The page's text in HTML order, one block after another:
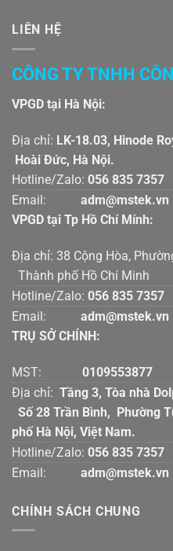
LIÊN HỆ
CÔNG TY TNHH
VPGD tại Hà Nội:
Địa chỉ: LK-18.03,
Hoài Đức, Hà Nội.
Hotline/Zalo: 056 835 7357
Email:
adm@mstek.vn
VPGD tại Tp Hồ Chí Mính:
Địa chỉ: 38 Cộng Hòa,
Thành phố Hồ Chí Minh
Hotline/Zalo: 056 835 7357
Email:
adm@mstek.vn
TRỤ SỞ CHÍNH:
MST: 0109553877
Địa chỉ: Tầng 3, Tòa
Số 28 Trần Bình,
phố Hà Nội, Việt Nam.
Hotline/Zalo: 056 835 7357
Email:
adm@mstek.vn
CHÍNH SÁCH CHUNG